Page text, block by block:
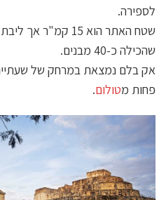
לספירה.
שטח האתר הוא 15
שהכילה כ-40 מבנים.
אק בלם נמצאת במרחק של
פחות מטולום.